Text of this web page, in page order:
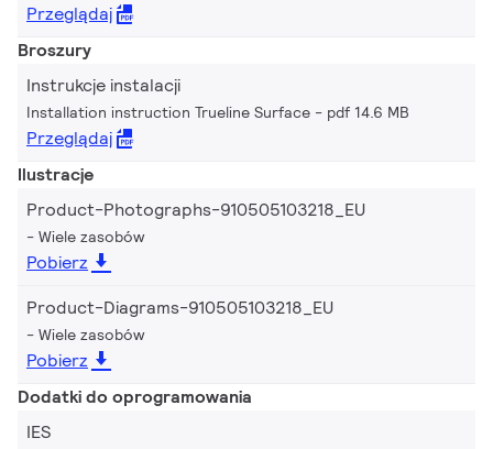
Przeglądaj
Broszury
Instrukcje instalacji
Installation instruction Trueline Surface pdf 14.6 MB
Przeglądaj
Ilustracje
Product-Photographs-910505103218_EU
Wiele zasobów
Pobierz
Product-Diagrams-910505103218_EU
Wiele zasobów
Pobierz
Dodatki do oprogramowania
IES